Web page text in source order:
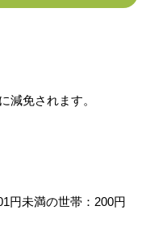
減免されます。
未満の世帯：200円